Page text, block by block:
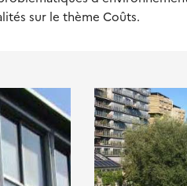
sur le thème Coûts.